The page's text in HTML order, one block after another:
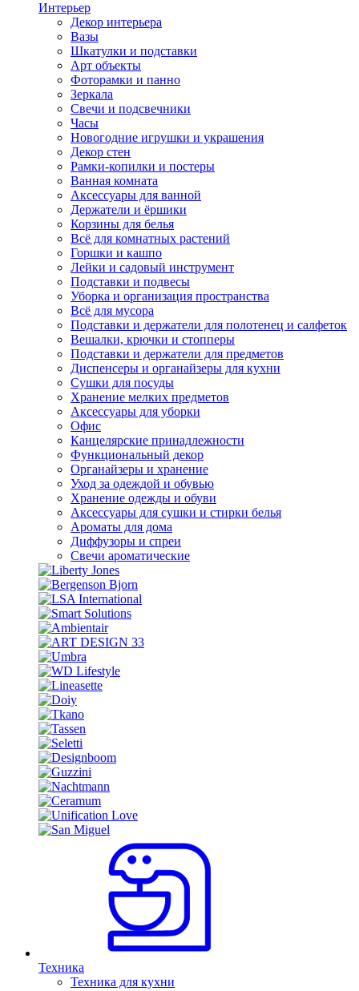
Интерьер
Декор интерьера
Вазы
Шкатулки и подставки
Арт объекты
Фоторамки и панно
Зеркала
Свечи и подсвечники
Часы
Новогодние игрушки и украшения
Декор стен
Рамки-копилки и постеры
Ванная комната
Аксессуары для ванной
Держатели и ёршики
Корзины для белья
Всё для комнатных растений
Горшки и кашпо
Лейки и садовый инструмент
Подставки и подвесы
Уборка и организация пространства
Всё для мусора
Подставки и держатели для полотенец и салфеток
Вешалки, крючки и стопперы
Подставки и держатели для предметов
Диспенсеры и органайзеры для кухни
Сушки для посуды
Хранение мелких предметов
Аксессуары для уборки
Офис
Канцелярские принадлежности
Функциональный декор
Органайзеры и хранение
Уход за одеждой и обувью
Хранение одежды и обуви
Аксессуары для сушки и стирки белья
Ароматы для дома
Диффузоры и спреи
Свечи ароматические
Техника
Техника для кухни